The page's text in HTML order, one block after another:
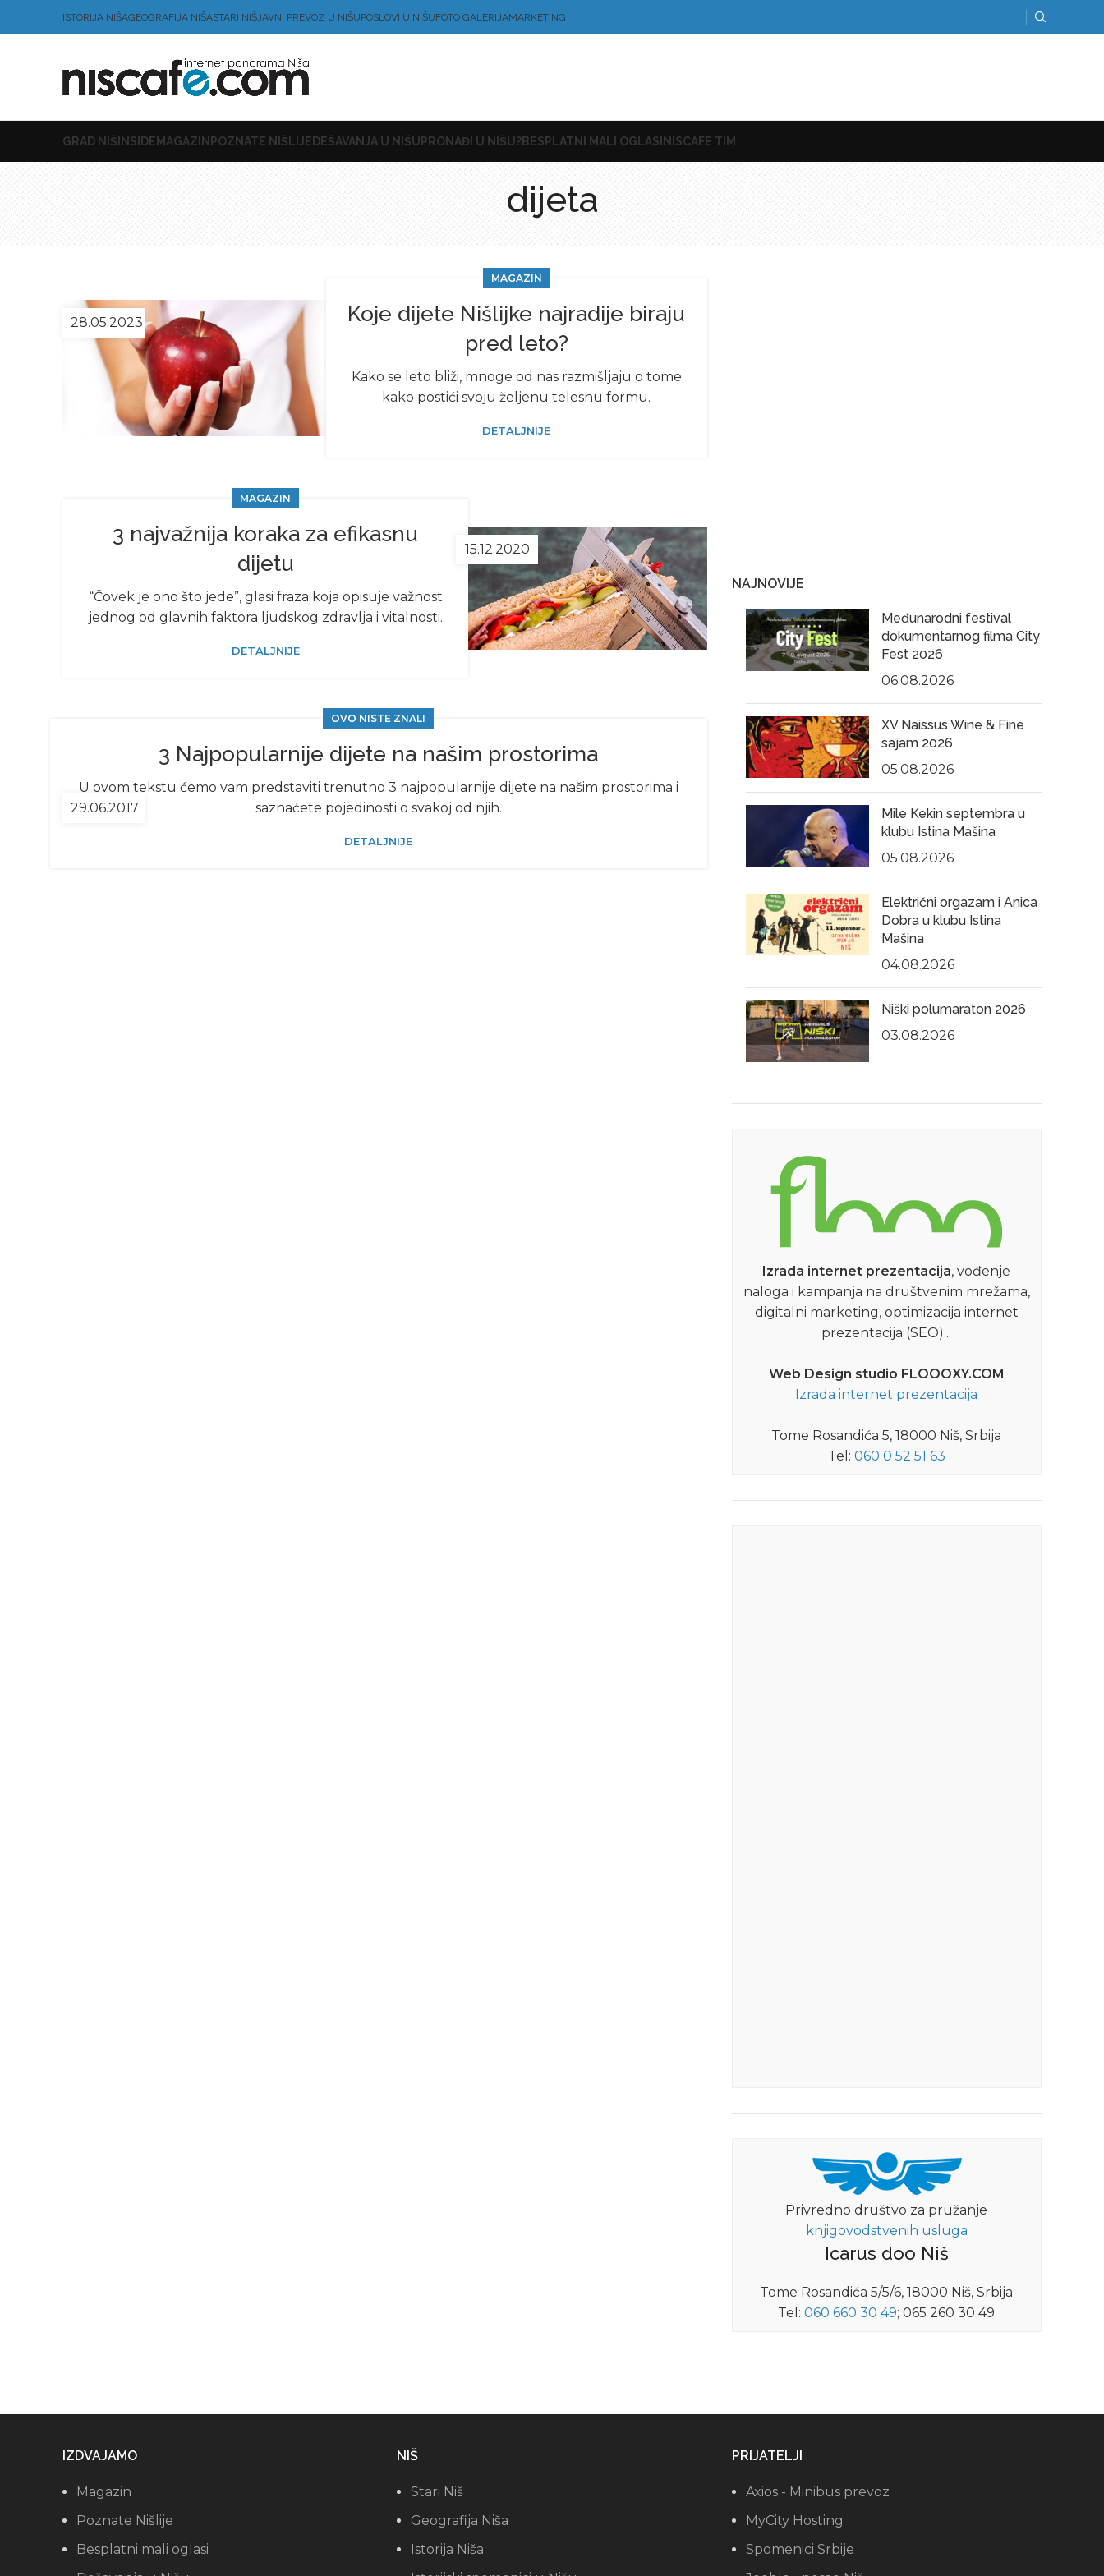
ISTORIJA NIŠAGEOGRAFIJA NIŠASTARI NIŠJAVNI PREVOZ U NIŠUPOSLOVI U NIŠUFOTO GALERIJAMARKETING
GRAD NIŠ INSIDE MAGAZIN POZNATE NIŠLIJE DEŠAVANJA U NIŠU PRONAĐI U NIŠU?BESPLATNI MALI OGLASI NISCAFE TIM
dijeta
28.05.2023
MAGAZIN
Koje dijete Nišlijke najradije biraju
pred leto?
Kako se leto bliži, mnoge od nas razmišljaju o tome
kako postići svoju željenu telesnu formu.
DETALJNIJE
15.12.2020
MAGAZIN
3 najvažnija koraka za efikasnu
dijetu
“Čovek je ono što jede”, glasi fraza koja opisuje važnost
jednog od glavnih faktora ljudskog zdravlja i vitalnosti.
DETALJNIJE
29.06.2017
OVO NISTE ZNALI
3 Najpopularnije dijete na našim prostorima
U ovom tekstu ćemo vam predstaviti trenutno 3 najpopularnije dijete na našim prostorima i
saznaćete pojedinosti o svakoj od njih.
DETALJNIJE
NAJNOVIJE
Međunarodni festival
dokumentarnog filma City
Fest 2026
06.08.2026
XV Naissus Wine & Fine
sajam 2026
05.08.2026
Mile Kekin septembra u
klubu Istina Mašina
05.08.2026
Električni orgazam i Anica
Dobra u klubu Istina
Mašina
04.08.2026
Niški polumaraton 2026
03.08.2026
Izrada internet prezentacija, vođenje
naloga i kampanja na društvenim mrežama,
digitalni marketing, optimizacija internet
prezentacija (SEO)...
Web Design studio FLOOOXY.COM
Izrada internet prezentacija
Tome Rosandića 5, 18000 Niš, Srbija
Tel: 060 0 52 51 63
Privredno društvo za pružanje
knjigovodstvenih usluga
Icarus doo Niš
Tome Rosandića 5/5/6, 18000 Niš, Srbija
Tel:060 660 30 49; 065 260 30 49
IZDVAJAMO
Magazin
Poznate Nišlije
Besplatni mali oglasi
NIŠ
Stari Niš
Geografija Niša
Istorija Niša
PRIJATELJI
Axios - Minibus prevoz
MyCity Hosting
Spomenici Srbije